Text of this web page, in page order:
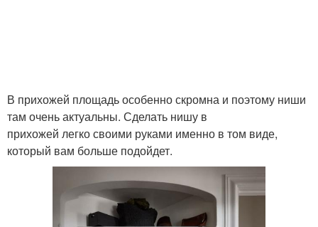
В прихожей площадь особенно скромна и поэтому ниши
там очень актуальны. Сделать нишу в
прихожей легко своими руками именно в том виде,
который вам больше подойдет.